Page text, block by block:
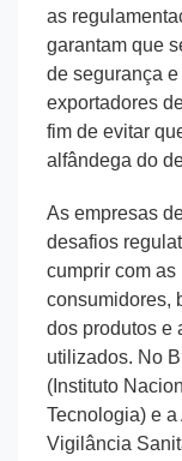
as
garantam que
de segurança
exportadores
fim de evitar
alfândega do
As empresas
desafios
cumprir com
consumidores,
dos produtos e
utilizados. No
(Instituto
Tecnologia) e
Vigilância